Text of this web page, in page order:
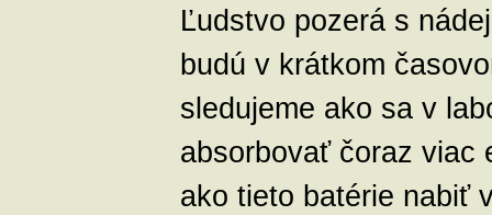
Ľudstvo pozerá s
budú v krátkom
sledujeme ako sa v
absorbovať čoraz viac
ako tieto batérie nabiť